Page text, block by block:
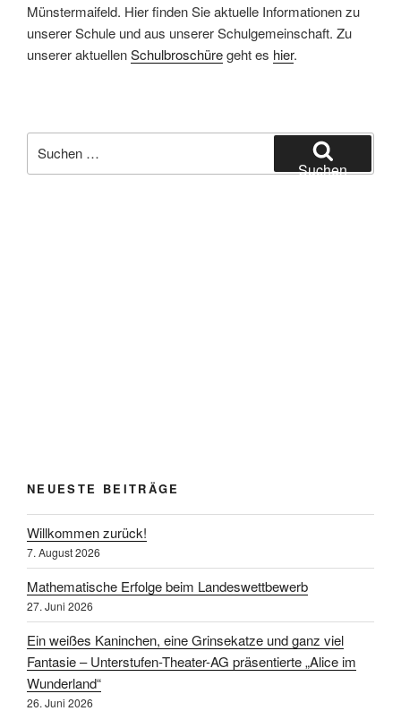
Münstermaifeld. Hier finden Sie aktuelle Informationen zu
unserer Schule und aus unserer Schulgemeinschaft. Zu
unserer aktuellenSchulbroschüregeht es hier.
nach:
Suchen
NEUESTE BEITRÄGE
Willkommen zurück!
7. August 2026
Mathematische Erfolge beim Landeswettbewerb
27. Juni 2026
Ein weißes Kaninchen, eine Grinsekatze und ganz viel
Fantasie – Unterstufen-Theater-AG präsentierte „Alice im
Wunderland“
26. Juni 2026